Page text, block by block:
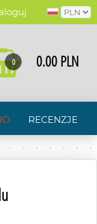
0.00 PLN
0
RECENZJE